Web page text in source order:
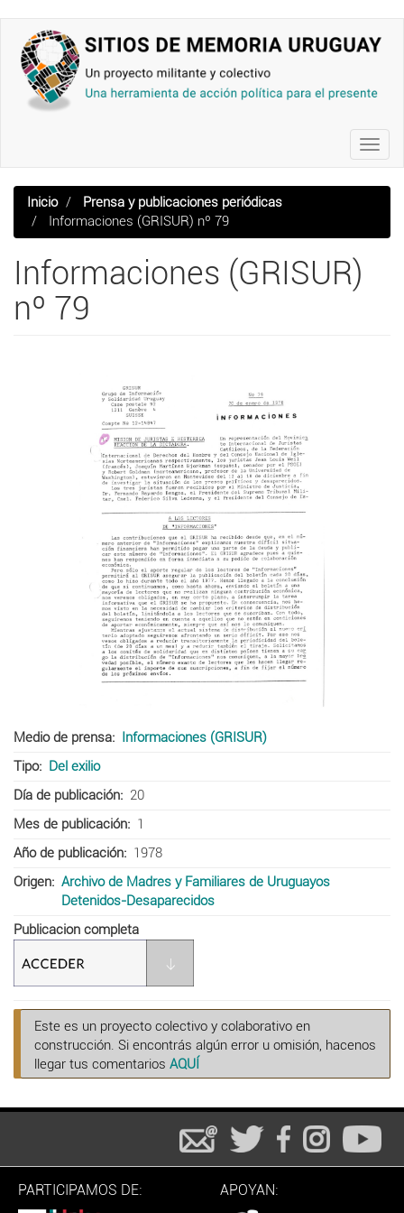
contenido
principal
Inicio
Prensa y publicaciones periódicas
Informaciones (GRISUR) nº 79
Informaciones (GRISUR)
nº 79
Medio de prensa
Informaciones (GRISUR)
Tipo
Del exilio
Día de publicación
20
Mes de publicación
1
Año de publicación
1978
Origen
Archivo de Madres y Familiares de Uruguayos
Detenidos-Desaparecidos
Publicacion completa
Este es un proyecto colectivo y colaborativo en
construcción. Si encontrás algún error u omisión, hacenos
llegar tus comentarios AQUÍ
PARTICIPAMOS DE: APOYAN: